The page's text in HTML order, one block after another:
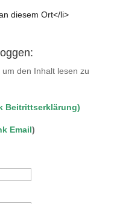
diesem Ort</li>
den Inhalt lesen zu
Beitrittserklärung)
Email)